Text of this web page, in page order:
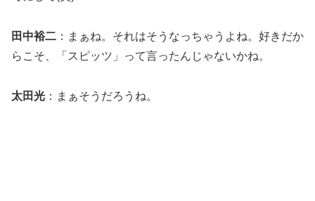
田中裕二 ：まぁね。それはそうなっちゃうよね。好きだか
らこそ、「スピッツ」って言ったんじゃないかね。
太田光 ：まぁそうだろうね。